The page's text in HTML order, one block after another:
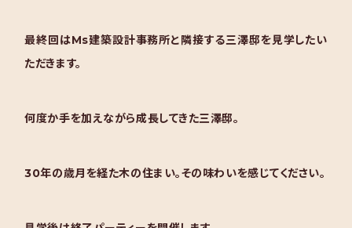
最終回はMs建築設計事務所と隣接する三澤邸を見学したい
ただきます。
何度か手を加えながら成長してきた三澤邸。
30年の歳月を経た木の住まい。その味わいを感じてください。